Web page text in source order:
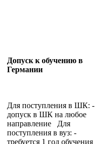
Допуск к обучению в
Германии
Для поступления в ШК: -
допуск в ШК на любое
направление Для
поступления в вуз: -
требуется 1 год обучения